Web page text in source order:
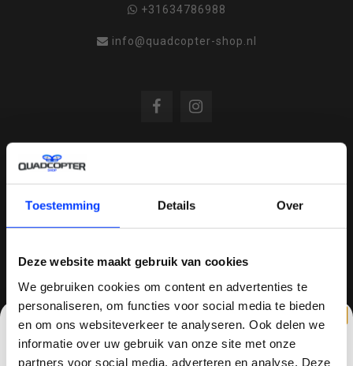
Toestemming Details Over
Deze website maakt gebruik van cookies
We gebruiken cookies om content en advertenties te
personaliseren, om functies voor social media te bieden
en om ons websiteverkeer te analyseren. Ook delen we
informatie over uw gebruik van onze site met onze
partners voor social media, adverteren en analyse. Deze
+31634786988
info@quadcopter-shop.nl
QUADCOPTER-SHOP.NL
Sinds 2014 is quadcopter-shop een bekende
speler op het gebied van drones, quadcopters,